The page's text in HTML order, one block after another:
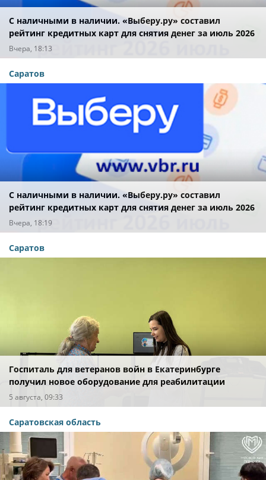
С наличными в наличии. «Выберу.ру» составил
рейтинг кредитных карт для снятия денег за июль 2026
года
Вчера, 18:13
Саратов
С наличными в наличии. «Выберу.ру» составил
рейтинг кредитных карт для снятия денег за июль 2026
года
Вчера, 18:19
Саратов
Госпиталь для ветеранов войн в Екатеринбурге
получил новое оборудование для реабилитации
5 августа, 09:33
Саратовская область